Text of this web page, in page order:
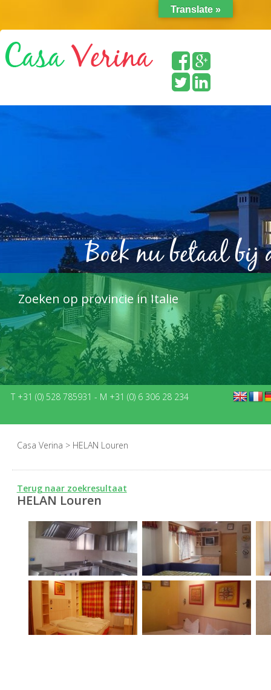
Zoeken op provincie in Italie
Boek nu betaal bij
T +31 (0) 528 785931 - M +31 (0) 6 306 28 234
Casa Verina > HELAN Louren
Terug naar zoekresultaat
HELAN Louren
Translate »